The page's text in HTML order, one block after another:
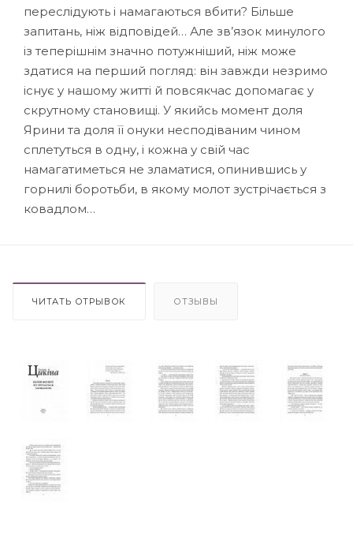
переслідують і намагаються вбити? Більше
запитань, ніж відповідей… Але зв’язок минулого
із теперішнім значно потужніший, ніж може
здатися на перший погляд: він завжди незримо
існує у нашому житті й повсякчас допомагає у
скрутному становищі. У якийсь момент доля
Ярини та доля її онуки несподіваним чином
сплетуться в одну, і кожна у свій час
намагатиметься не зламатися, опинившись у
горнилі боротьби, в якому молот зустрічається з
ковадлом…
ЧИТАТЬ ОТРЫВОК ОТЗЫВЫ